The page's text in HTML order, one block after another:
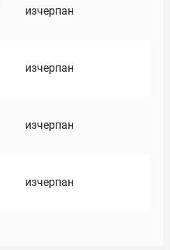
изчерпан
изчерпан
изчерпан
изчерпан